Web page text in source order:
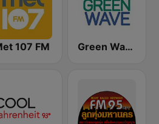
107 FM Green Wave 106.5 FM